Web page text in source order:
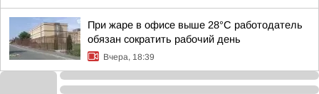
При жаре в офисе выше 28°C работодатель
обязан сократить рабочий день
Вчера, 18:39